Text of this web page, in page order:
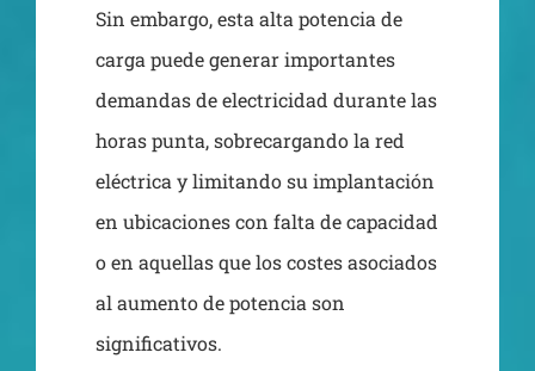
Sin embargo, esta alta potencia de
carga puede generar importantes
demandas de electricidad durante las
horas punta, sobrecargando la red
eléctrica y limitando su implantación
en ubicaciones con falta de capacidad
o en aquellas que los costes asociados
al aumento de potencia son
significativos.